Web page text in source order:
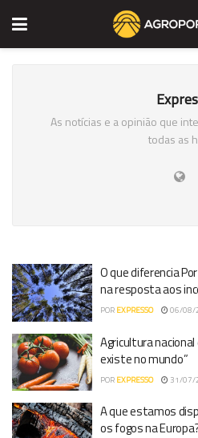
As notícias e a opinião que
todas as
O que diferencia
na resposta aos
POR EXPRESSO 06/08/
Agricultura
existe no mundo”
POR EXPRESSO 31/07/
A que estamos
os fogos na